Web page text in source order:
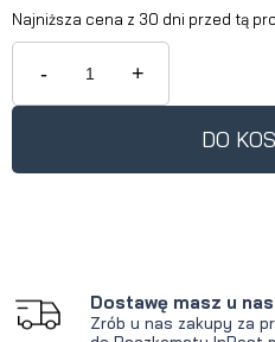
Najniższa cena z 30 dni przed tą
Jeżeli produkt jest
krócej niż 30 dni,
produkt pojawił się
- +
DO
Dostawę masz u nas
Zrób u nas zakupy za